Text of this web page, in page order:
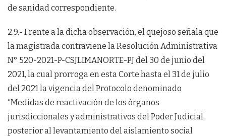
de sanidad correspondiente.
2.9.- Frente a la dicha observación, el quejoso señala que
la magistrada contraviene la Resolución Administrativa
N° 520-2021-P-CSJLIMANORTE-PJ del 30 de junio del
2021, la cual prorroga en esta Corte hasta el 31 de julio
del 2021 la vigencia del Protocolo denominado
“Medidas de reactivación de los órganos
jurisdiccionales y administrativos del Poder Judicial,
posterior al levantamiento del aislamiento social